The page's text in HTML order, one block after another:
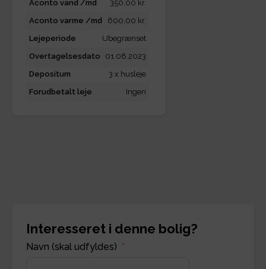
Aconto vand /md
350,00 kr.
Aconto varme /md
600,00 kr.
Lejeperiode
Ubegrænset
Overtagelsesdato
01.08.2023
Depositum
3 x husleje
Forudbetalt leje
Ingen
Interesseret i denne bolig?
Navn (skal udfyldes)